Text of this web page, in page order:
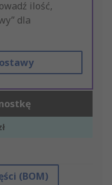
ilość,
dla
(BOM)